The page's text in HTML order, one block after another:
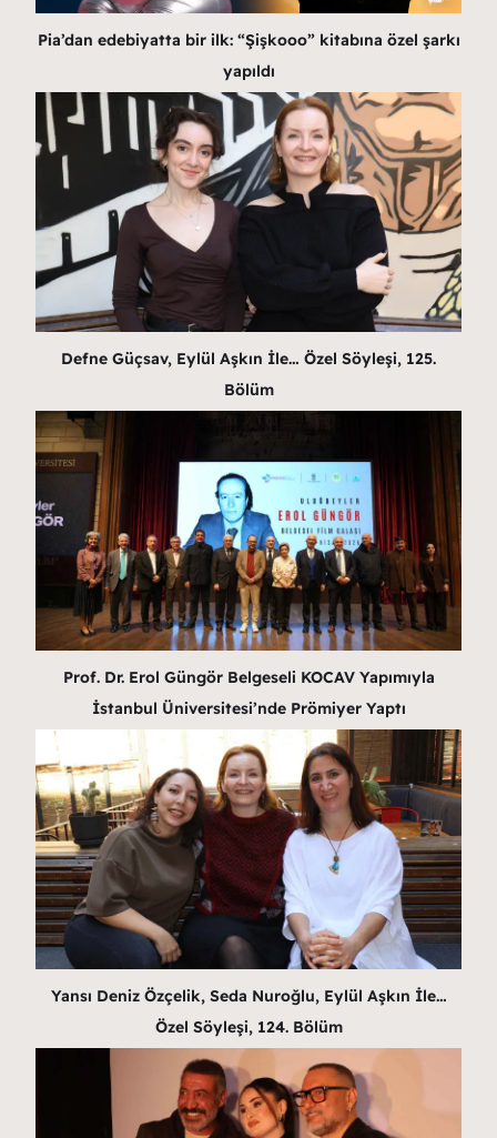
Pia’dan edebiyatta bir ilk: “Şişkooo” kitabına özel şarkı
yapıldı
Defne Güçsav, Eylül Aşkın İle… Özel Söyleşi, 125.
Bölüm
Prof. Dr. Erol Güngör Belgeseli KOCAV Yapımıyla
İstanbul Üniversitesi’nde Prömiyer Yaptı
Yansı Deniz Özçelik, Seda Nuroğlu, Eylül Aşkın İle…
Özel Söyleşi, 124. Bölüm